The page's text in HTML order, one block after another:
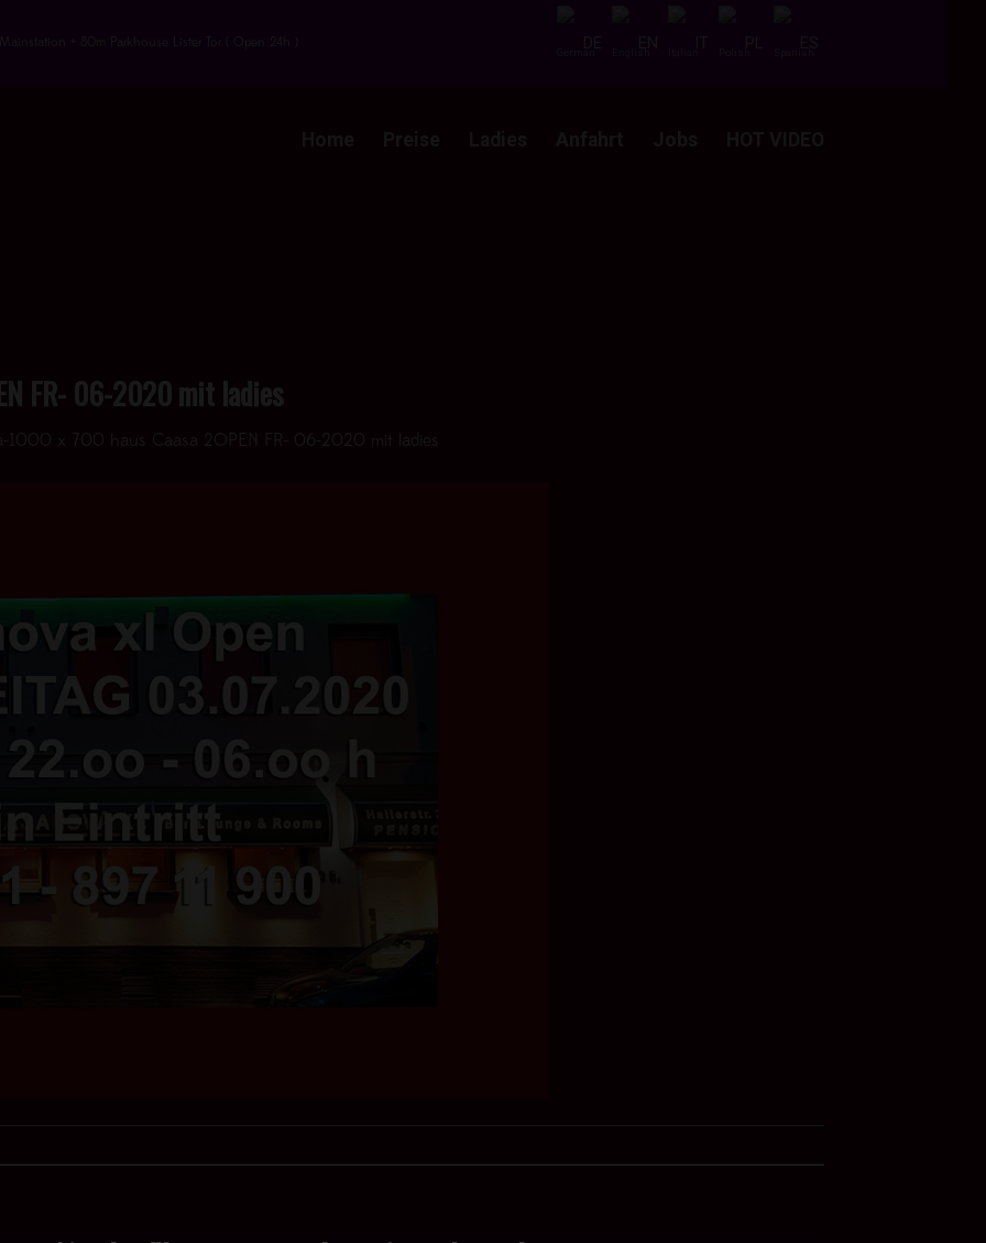
+ 80m Parkhouse Lister Tor ( Open 24h )
FR- 06-2020 mit ladies
a-1000 x 700 haus Caasa 2OPEN FR- 06-2020 mit ladies